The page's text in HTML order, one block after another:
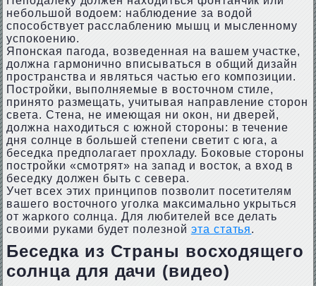
небольшой водоем: наблюдение за водой
способствует расслаблению мышц и мысленному
успокоению.
Японская пагода, возведенная на вашем участке,
должна гармонично вписываться в общий дизайн
пространства и являться частью его композиции.
Постройки, выполняемые в восточном стиле,
принято размещать, учитывая направление сторон
света. Стена, не имеющая ни окон, ни дверей,
должна находиться с южной стороны: в течение
дня солнце в большей степени светит с юга, а
беседка предполагает прохладу. Боковые стороны
постройки «смотрят» на запад и восток, а вход в
беседку должен быть с севера.
Учет всех этих принципов позволит посетителям
вашего восточного уголка максимально укрыться
от жаркого солнца. Для любителей все делать
своими руками будет полезной эта статья.
Беседка из Страны восходящего
солнца для дачи (видео)